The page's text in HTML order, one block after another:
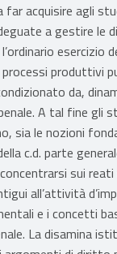
far acquisire agli
a gestire le
esercizio
processi produttivi
da,
A tal fine gli
sia le nozioni
c.d. parte
sui
all’attività
e i concetti
La disamina